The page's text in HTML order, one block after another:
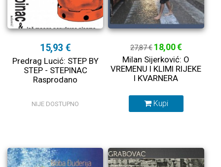
15,93 €
Predrag Lucić: STEP BY
STEP - STEPINAC
Rasprodano
NIJE DOSTUPNO
27,87 € 18,00 €
Milan Sijerković: O
VREMENU I KLIMI RIJEKE
I KVARNERA
Kupi